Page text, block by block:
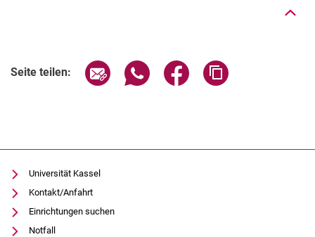
Seite teilen: Seite über E-Mail teilen
Seite über WhatsApp teilen
Seite über Facebook
Universität Kassel
Kontakt/Anfahrt
Einrichtungen suchen
Notfall